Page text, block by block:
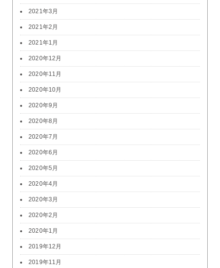
2021年3月
2021年2月
2021年1月
2020年12月
2020年11月
2020年10月
2020年9月
2020年8月
2020年7月
2020年6月
2020年5月
2020年4月
2020年3月
2020年2月
2020年1月
2019年12月
2019年11月